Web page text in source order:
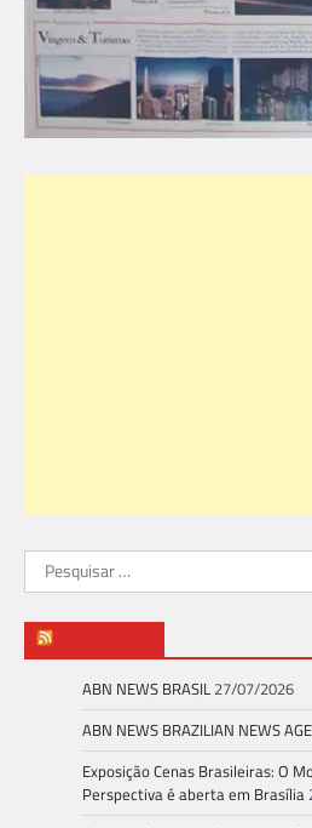
Pesquisar
por:
ABN NEWS BRASIL 27/07/2026
ABN NEWS BRAZILIAN NEWS
Exposição Cenas Brasileiras: O
Perspectiva é aberta em Brasília